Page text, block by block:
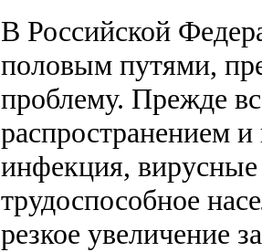
В Российской
половым путями,
проблему. Прежде
распространением
инфекция,
трудоспособное
резкое увеличение